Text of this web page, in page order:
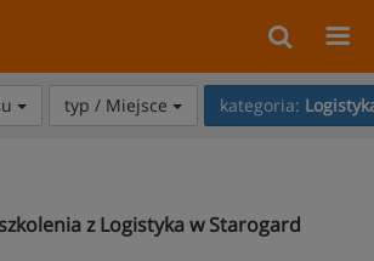
typ / Miejsce kategoria:
z Logistyka w Starogard